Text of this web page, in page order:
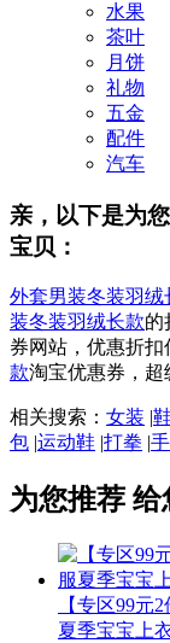
水果
茶叶
月饼
礼物
五金
配件
汽车
亲，以下是为
宝贝：
外套男装冬装羽绒
装冬装羽绒长款的
券网站，优惠折扣
款淘宝优惠券，超
相关搜索： 女装 |
包 |运动鞋 |打拳 |
为您推荐 给
【专区99元
夏季宝宝上